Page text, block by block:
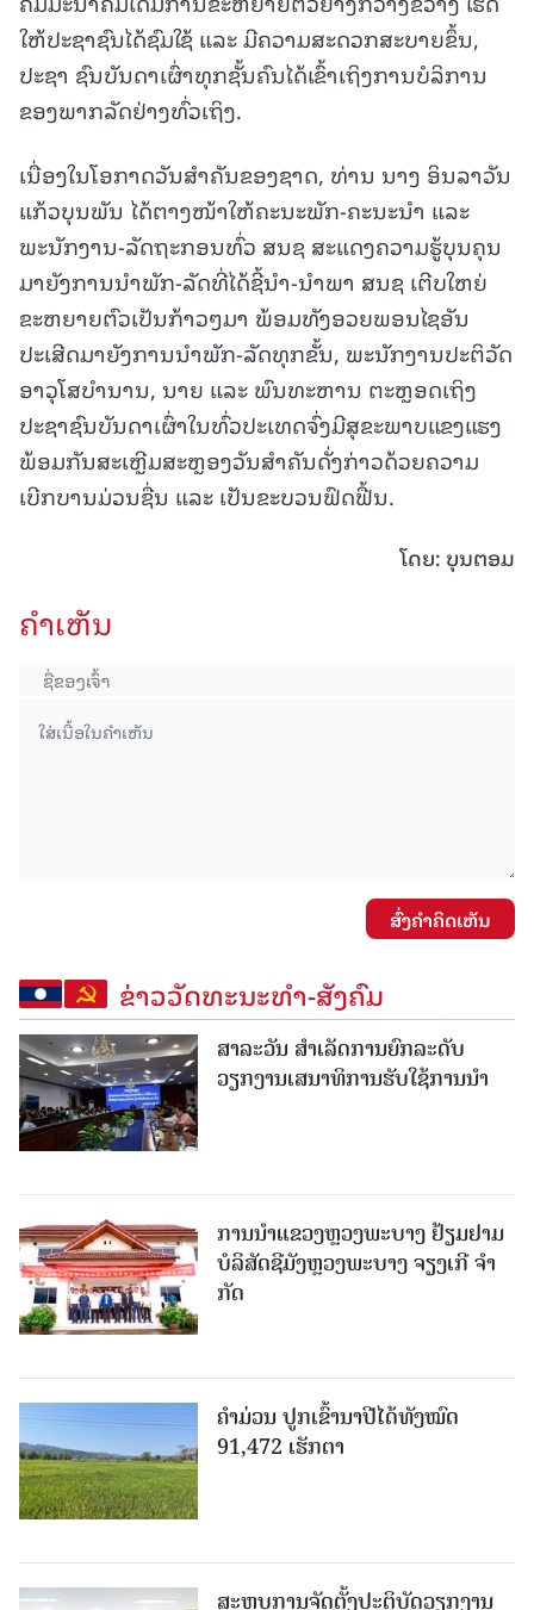
ໃຫ້ປະຊາຊົນໄດ້ຊົມໃຊ້ ແລະ ມີຄວາມສະດວກສະບາຍຂຶ້ນ,
ປະຊາ ຊົນບັນດາເຜົ່າທຸກຊັ້ນຄົນໄດ້ເຂົ້າເຖິງການບໍລິການ
ຂອງພາກລັດຢ່າງທົ່ວເຖິງ.
ເນື່ອງໃນໂອກາດວັນສຳຄັນຂອງຊາດ, ທ່ານ ນາງ ອິນລາວັນ
ແກ້ວບຸນພັນ ໄດ້ຕາງໜ້າໃຫ້ຄະນະພັກ-ຄະນະນຳ ແລະ
ພະນັກງານ-ລັດຖະກອນທົ່ວ ສນຊ ສະແດງຄວາມຮູ້ບຸນຄຸນ
ມາຍັງການນໍາພັກ-ລັດທີ່ໄດ້ຊີ້ນໍາ-ນໍາພາ ສນຊ ເຕີບໃຫຍ່
ຂະຫຍາຍຕົວເປັນກ້າວໆມາ ພ້ອມທັງອວຍພອນໄຊອັນ
ປະເສີດມາຍັງການນໍາພັກ-ລັດທຸກຂັ້ນ, ພະນັກງານປະຕິວັດ
ອາວຸໂສບຳນານ, ນາຍ ແລະ ພົນທະຫານ ຕະຫຼອດເຖິງ
ປະຊາຊົນບັນດາເຜົ່າໃນທົ່ວປະເທດຈົ່ງມີສຸຂະພາບແຂງແຮງ
ພ້ອມກັນສະເຫຼີມສະຫຼອງວັນສຳຄັນດັ່ງກ່າວດ້ວຍຄວາມ
ເບີກບານມ່ວນຊື່ນ ແລະ ເປັນຂະບວນຟົດຟື້ນ.
ໂດຍ: ບຸນຕອມ
ຄໍາເຫັນ
ສົ່ງຄໍາຄິດເຫັນ
ຂ່າວວັດທະນະທຳ-ສັງຄົມ
ສາລະວັນ ສໍາເລັດການຍົກລະດັບ
ວຽກງານເສນາທິການຮັບໃຊ້ການນໍາ
ການນຳແຂວງຫຼວງພະບາງ ຢ້ຽມ​ຢາມ
ບໍ​ລິ​ສັດຊີມັງຫຼວງພະບາງ ຈຽງເກີ ຈໍາ
ກັດ
ຄໍາມ່ວນ ປູກເຂົ້ານາປີໄດ້ທັງໝົດ
91,472 ເຮັກຕາ
ສະຫຼຸບການຈັດຕັ້ງປະຕິບັດວຽກງານ